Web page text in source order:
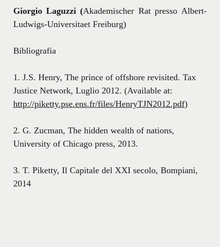
Giorgio Laguzzi (Akademischer Rat presso Albert-
Ludwigs-Universitaet Freiburg)
Bibliografia
1. J.S. Henry, The prince of offshore revisited. Tax
Justice Network, Luglio 2012. (Available at:
http://piketty.pse.ens.fr/files/HenryTJN2012.pdf)
2. G. Zucman, The hidden wealth of nations,
University of Chicago press, 2013.
3. T. Piketty, Il Capitale del XXI secolo, Bompiani,
2014